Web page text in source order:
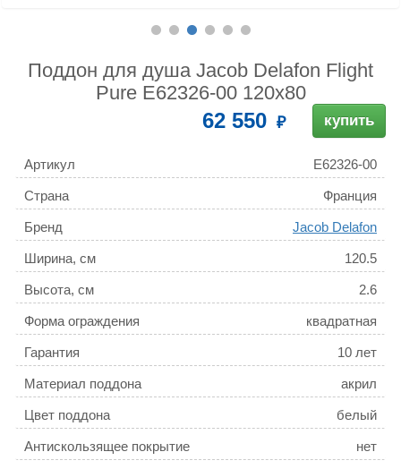
Поддон для душа Jacob Delafon Flight
Pure E62326-00 120х80
62 550 купить
Артикул E62326-00
Страна Франция
Бренд Jacob Delafon
Ширина, см 120.5
Высота, см 2.6
Форма ограждения квадратная
Гарантия 10 лет
Материал поддона акрил
Цвет поддона белый
Антискользящее покрытие нет